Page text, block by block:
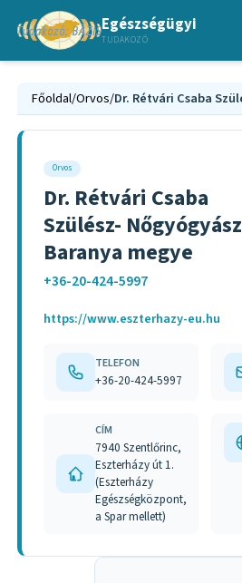
Egészségügyi
TUDAKOZÓ
Főoldal/Orvos/
Orvos
Dr. Rétvári Csaba
Szülész- Nőgyógyász
Baranya megye
+36-20-424-5997
https://www.eszterhazy-eu.hu
TELEFON
+36-20-424-5997
CÍM
7940 Szentlőrinc,
Eszterházy út 1.
(Eszterházy
Egészségközpont,
a Spar mellett)